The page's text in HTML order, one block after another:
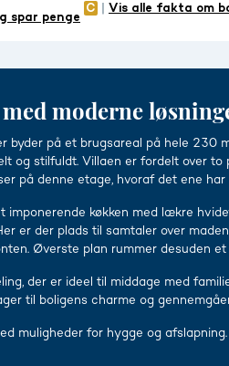
spar penge
Vis alle fakta om
moderne
byder på et brugsareal på hele 230
og stilfuldt. Villaen er fordelt over
på denne etage, hvoraf det ene har
køkken med lækre
er der plads til samtaler over
Øverste plan rummer
der er ideel til middage med
til boligens charme og
muligheder for hygge og